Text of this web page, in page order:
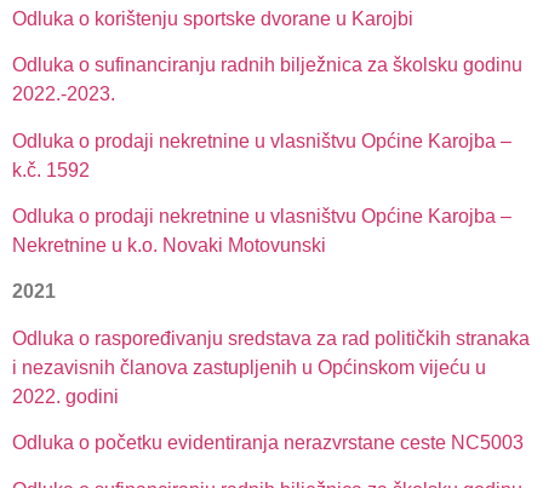
Odluka o korištenju sportske dvorane u Karojbi
Odluka o sufinanciranju radnih bilježnica za školsku godinu
2022.-2023.
Odluka o prodaji nekretnine u vlasništvu Općine Karojba –
k.č. 1592
Odluka o prodaji nekretnine u vlasništvu Općine Karojba –
Nekretnine u k.o. Novaki Motovunski
2021
Odluka o raspoređivanju sredstava za rad političkih stranaka
i nezavisnih članova zastupljenih u Općinskom vijeću u
2022. godini
Odluka o početku evidentiranja nerazvrstane ceste NC5003